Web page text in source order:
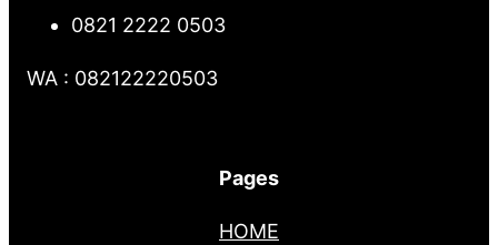
0821 2222 0503
WA : 082122220503
Pages
HOME